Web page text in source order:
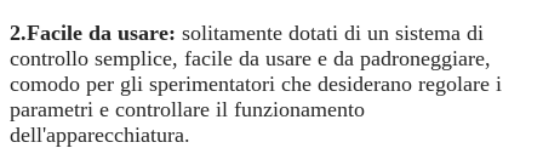
2.Facile da usare: solitamente dotati di un sistema di
controllo semplice, facile da usare e da padroneggiare,
comodo per gli sperimentatori che desiderano regolare i
parametri e controllare il funzionamento
dell'apparecchiatura.